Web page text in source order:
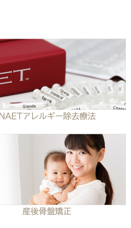
NAETアレルギー除去療法
産後骨盤矯正